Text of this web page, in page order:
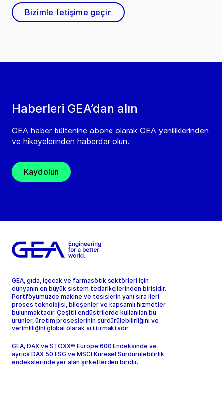
Haberleri GEA’dan alın
GEA haber bültenine abone olarak GEA yeniliklerinden
ve hikayelerinden haberdar olun.
Kaydolun
Bizimle iletişime geçin
GEA, gıda, içecek ve farmasötik sektörleri için
dünyanın en büyük sistem tedarikçilerinden birisidir.
Portföyümüzde makine ve tesislerin yanı sıra ileri
proses teknolojisi, bileşenler ve kapsamlı hizmetler
bulunmaktadır. Çeşitli endüstrilerde kullanılan bu
ürünler, üretim proseslerinin sürdürülebilirliğini ve
verimliliğini global olarak arttırmaktadır.
GEA, DAX ve STOXX® Europe 600 Endeksinde ve
ayrıca DAX 50 ESG ve MSCI Küresel Sürdürülebilirlik
endekslerinde yer alan şirketlerden biridir.